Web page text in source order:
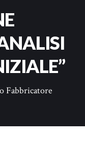
Fabbricatore